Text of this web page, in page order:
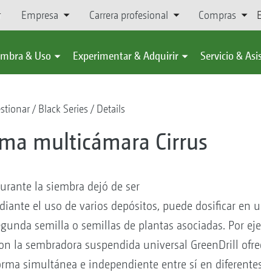
Empresa Carrera profesional Compras
& Uso Experimentar & Adquirir Servicio &
Black Series Details
multicámara Cirrus
la siembra dejó de ser
el uso de varios depósitos, puede dosificar en
semilla o semillas de plantas asociadas. Por
la sembradora suspendida universal GreenDrill
simultánea e independiente entre sí en